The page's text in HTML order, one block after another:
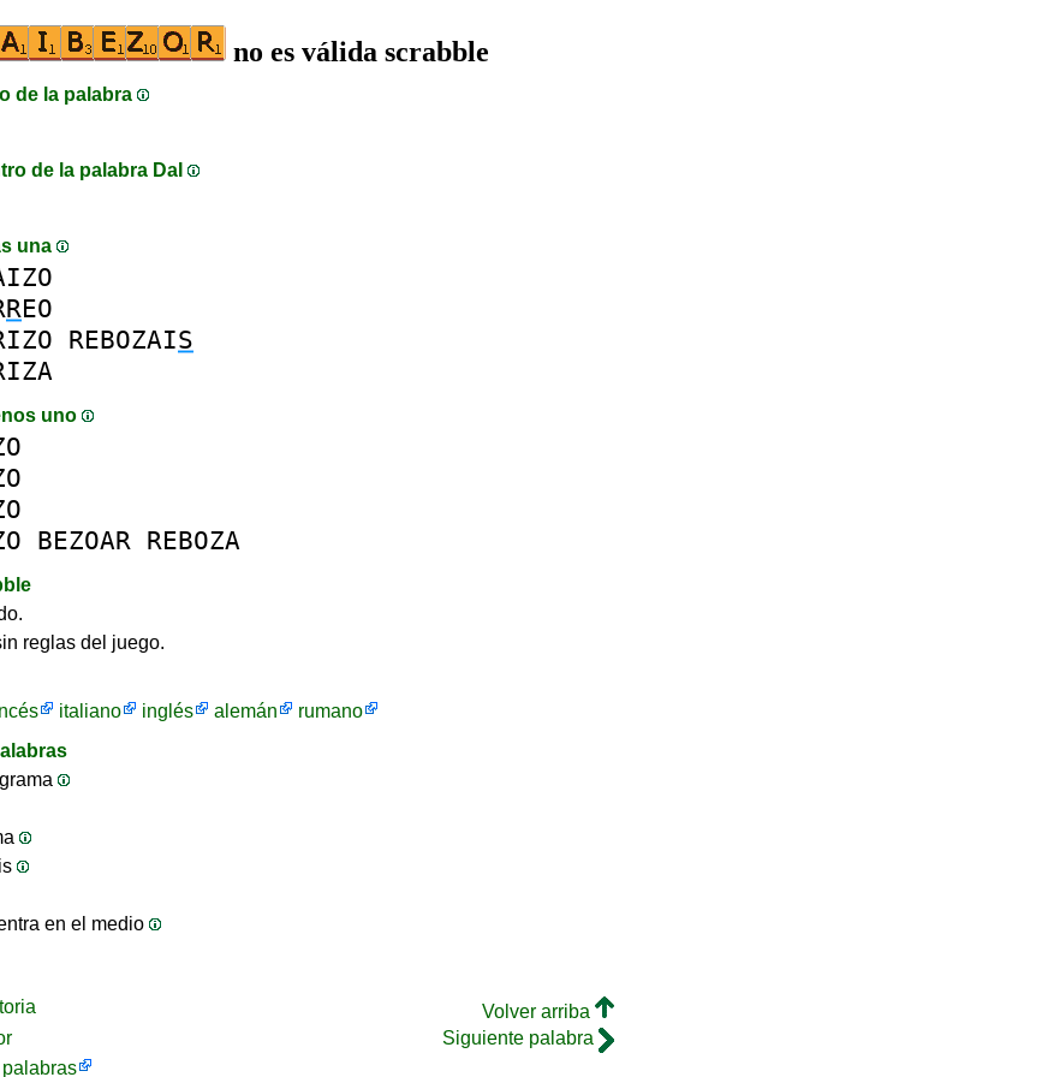
no es válida scrabble
de la palabra
de la palabra DaI
una
REO
REBOZAIS
uno
BEZOAR REBOZA
reglas del juego.
italiano inglés alemán
rumano
en el medio
Volver arriba
Siguiente palabra